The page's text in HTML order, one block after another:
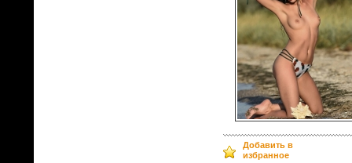
Добавить в
избранное